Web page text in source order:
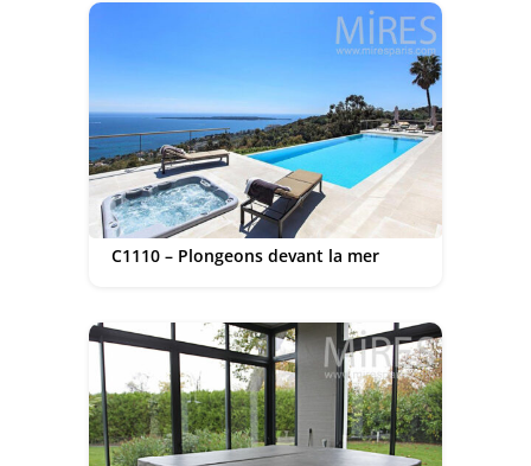
C1110 – Plongeons devant la mer